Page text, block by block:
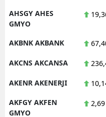
AHSGY AHES
GMYO
AKBNK AKBANK
AKCNS AKCANSA
AKENR AKENERJI
AKFGY AKFEN
GMYO
2,69